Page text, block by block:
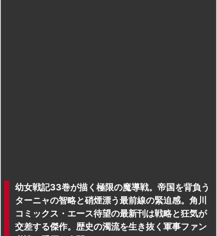
幼女戦記33巻が描く極限の魔導戦。帝国を背負う
ターニャの智略と硝煙漂う最前線の緊迫感。角川
コミックス・エース待望の最新刊は戦略と狂気が
交差する傑作。歴史の濁流を生き抜く軍事ファン